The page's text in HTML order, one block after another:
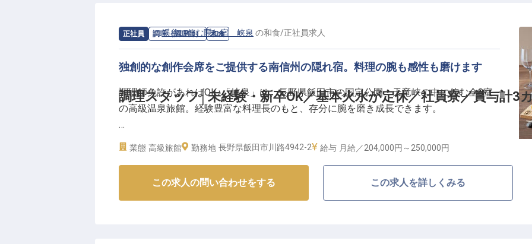
ょう。
ーー【オープニングスタッフとして、新しい歴史の1ページを】
のご案内、レストランサービスなど幅広く活躍できます。
シフト制で働きやすく、女性寮も完備！男性寮も順次手配中です。U・Iターン支援もある
ので、地方からの移住も安心。飲食業での接客・マネジメント経験を活かし、新規開業の
施設で歴史あるまちの新たな魅力を発信するやりがいのあるポジションです。
※2026年1月22日時点の情報です。
正社員 調理（調理師） 和食
調理スタッフ│未経験・新卒OK／基本火水が定休／社員寮／賞与計3
求人情報：渓谷に佇む隠れ宿 峡泉 の和食/正社員求人
独創的な創作会席をご提供する南信州の隠れ宿。料理の腕も感性も磨けます
調理師免許があればOK♪「峡泉」は、長野県飯田市の国定公園・天竜峡の中に佇む全8室
の高級温泉旅館。経験豊富な料理長のもと、存分に腕を磨き成長できます。
◆◇寝具・家電がそろった社員寮を完備！◇◆
◆◇基本火曜日・水曜日は定休日！◇◆
業態 高級旅館 勤務地 長野県飯田市川路4942-2 給与 月給／204,000円～ 250,000円
この求人の問い合わせをする この求人を詳しくみる